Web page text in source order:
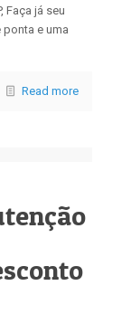
Faça já seu
e uma
Read more